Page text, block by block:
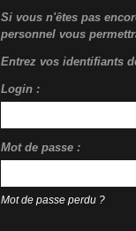
Si vous n'êtes pas
personnel vous
Entrez vos identifiants
Login :
Mot de passe :
Mot de passe perdu ?